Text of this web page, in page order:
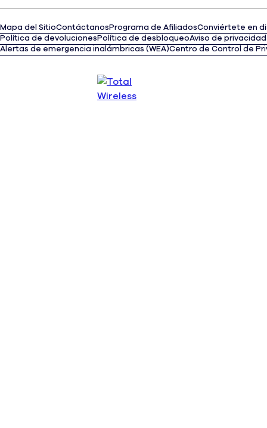
Mapa del Sitio
(opens
in
a
Contáctanos Programa de AfiliadosConviértete en
Política de devoluciones Política de desbloqueoAviso de
Alertas de emergencia inalámbricas (WEA)Centro de Control de